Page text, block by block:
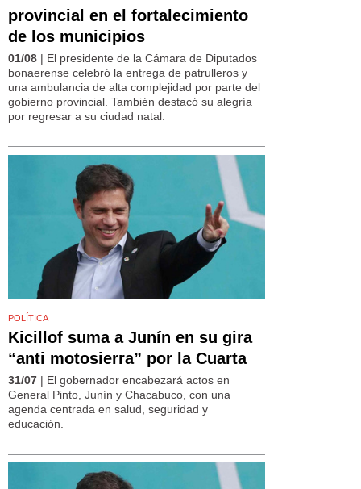
provincial en el fortalecimiento
de los municipios
01/08 | El presidente de la Cámara de Diputados
bonaerense celebró la entrega de patrulleros y
una ambulancia de alta complejidad por parte del
gobierno provincial. También destacó su alegría
por regresar a su ciudad natal.
POLÍTICA
Kicillof suma a Junín en su gira
“anti motosierra” por la Cuarta
31/07 | El gobernador encabezará actos en
General Pinto, Junín y Chacabuco, con una
agenda centrada en salud, seguridad y
educación.